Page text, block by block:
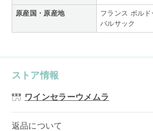
原産国・原産地
フランス ボル
バルサック
ストア情報
ワインセラーウメムラ
返品について